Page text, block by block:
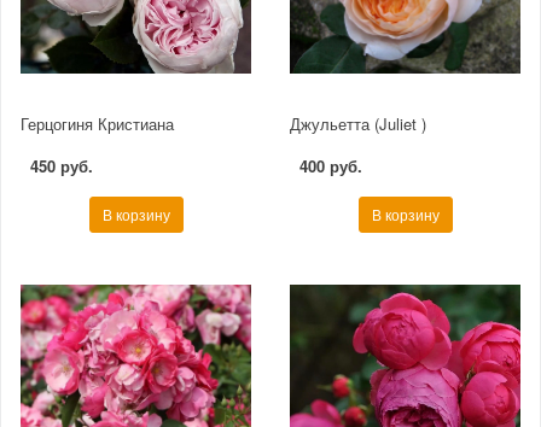
Герцогиня Кристиана
450 руб.
В корзину
Джульетта (Juliet )
400 руб.
В корзину